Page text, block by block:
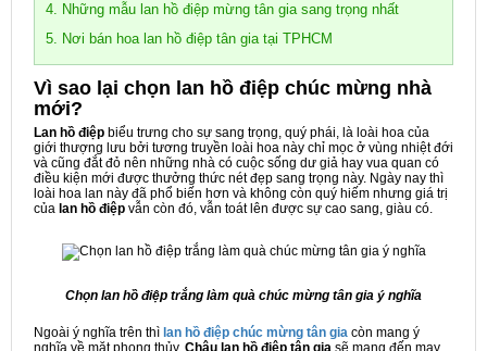
4. Những mẫu lan hồ điệp mừng tân gia sang trọng nhất
5. Nơi bán hoa lan hồ điệp tân gia tại TPHCM
Vì sao lại chọn lan hồ điệp chúc mừng nhà
mới?
Lan hồ điệp biểu trưng cho sự sang trọng, quý phái, là loài hoa của
giới thượng lưu bởi tương truyền loài hoa này chỉ mọc ở vùng nhiệt đới
và cũng đắt đỏ nên những nhà có cuộc sống dư giả hay vua quan có
điều kiện mới được thưởng thức nét đẹp sang trọng này. Ngày nay thì
loài hoa lan này đã phổ biến hơn và không còn quý hiếm nhưng giá trị
của lan hồ điệp vẫn còn đó, vẫn toát lên được sự cao sang, giàu có.
Chọn lan hồ điệp trắng làm quà chúc mừng tân gia ý nghĩa
Ngoài ý nghĩa trên thì lan hồ điệp chúc mừng tân gia còn mang ý
nghĩa về mặt phong thủy. Chậu lan hồ điệp tân gia sẽ mang đến may